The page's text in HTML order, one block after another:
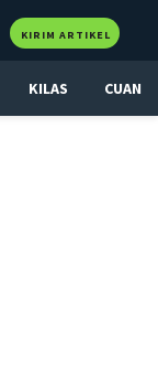
KIRIM ARTIKEL
KILAS CUAN